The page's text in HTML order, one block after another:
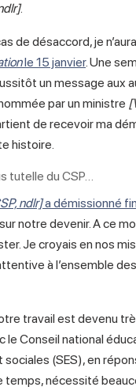
.
de désaccord, je
le 15 janvier. Une
un message aux
par un ministre
de recevoir ma
histoire.
tutelle du CSP…
ndlr]a démissionné
notre devenir. A ce
Je croyais en nos
à l’ensemble
travail est devenu
Conseil national
(SES), en
nécessité